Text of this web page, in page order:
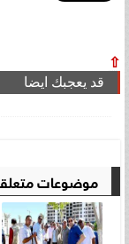
⇧
قد يعجبك ايضا
موضوعات